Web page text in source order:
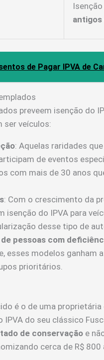
antigos
de Pagar IPVA de
preveem isenção do
ser veículos:
: Aquelas raridades
de eventos
com mais de 30 anos
: Com o crescimento da
isenção do IPVA para
desse tipo de
pessoas com
esses modelos ganham
prioritários.
é o de uma proprietária
do seu clássico
de conservação e
cerca de R$ 800